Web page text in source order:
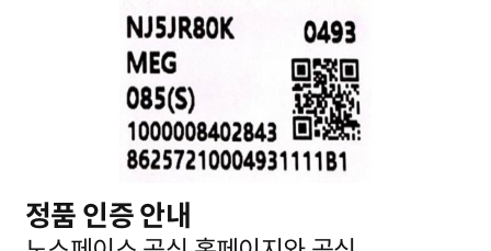
정품 인증 안내